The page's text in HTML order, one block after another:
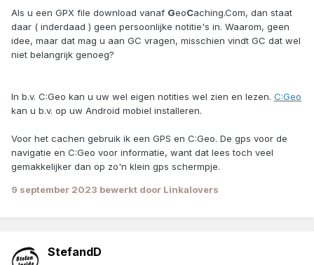
Als u een GPX file download vanaf GeoCaching.Com, dan staat
daar ( inderdaad ) geen persoonlijke notitie's in. Waarom, geen
idee, maar dat mag u aan GC vragen, misschien vindt GC dat wel
niet belangrijk genoeg?
In b.v. C:Geo kan u uw wel eigen notities wel zien en lezen. C:Geo
kan u b.v. op uw Android mobiel installeren.
Voor het cachen gebruik ik een GPS en C:Geo. De gps voor de
navigatie en C:Geo voor informatie, want dat lees toch veel
gemakkelijker dan op zo'n klein gps schermpje.
9 september 2023 bewerkt door Linkalovers
StefandD